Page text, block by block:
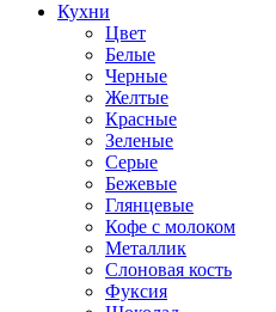
Кухни
Цвет
Белые
Черные
Желтые
Красные
Зеленые
Серые
Бежевые
Глянцевые
Кофе с молоком
Металлик
Слоновая кость
Фуксия